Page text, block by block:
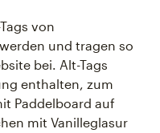
von
und tragen so
bei. Alt-Tags
enthalten, zum
Paddelboard auf
mit Vanilleglasur